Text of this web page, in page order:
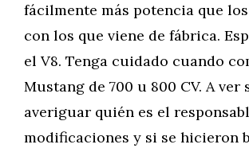
fácilmente más potencia que
con los que viene de fábrica.
el V8. Tenga cuidado cuando
Mustang de 700 u 800 CV. A ver
averiguar quién es el
modificaciones y si se hicieron